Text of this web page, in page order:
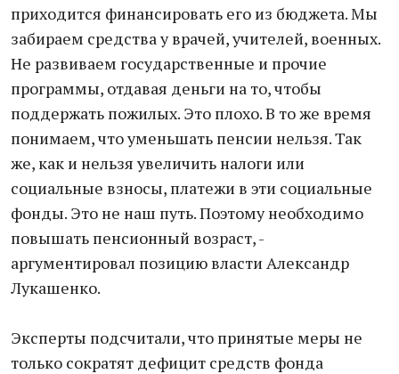
приходится финансировать его из бюджета. Мы
забираем средства у врачей, учителей, военных.
Не развиваем государственные и прочие
программы, отдавая деньги на то, чтобы
поддержать пожилых. Это плохо. В то же время
понимаем, что уменьшать пенсии нельзя. Так
же, как и нельзя увеличить налоги или
социальные взносы, платежи в эти социальные
фонды. Это не наш путь. Поэтому необходимо
повышать пенсионный возраст, -
аргументировал позицию власти Александр
Лукашенко.
Эксперты подсчитали, что принятые меры не
только сократят дефицит средств фонда